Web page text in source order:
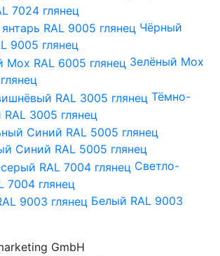
7024 глянец
Чёрный
9005 глянец
Зелёный Мох
Тёмно-
3005 глянец
Синий RAL 5005 глянец
Светло-
7004 глянец
Белый RAL 9003
GmbH